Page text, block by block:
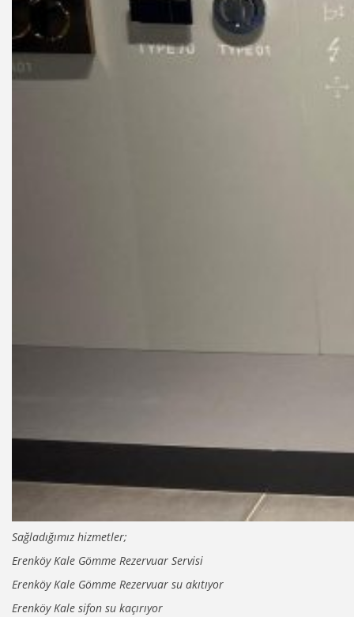
Sağladığımız hizmetler;
Erenköy Kale Gömme Rezervuar Servisi
Erenköy Kale Gömme Rezervuar su akıtıyor
Erenköy Kale sifon su kaçırıyor